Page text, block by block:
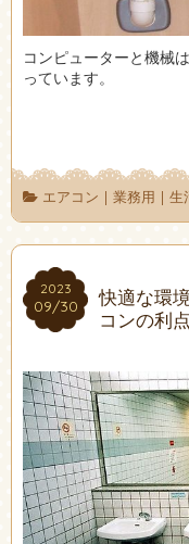
コンピューターと機械
っています。
エアコン | 業務用 | 生
2023
09/30
2023
09/30
快適な環
コンの利点